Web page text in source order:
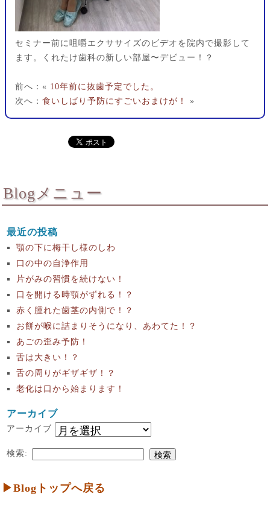
セミナー前に咀嚼エクササイズのビデオを院内で撮影して
ます。くれたけ歯科の新しい部屋〜デビュー！？
前へ：« 10年前に抜歯予定でした。
次へ： 食いしばり予防にすごいおまけが！ »
Blogメニュー
最近の投稿
顎の下に梅干し様のしわ
口の中の自浄作用
片がみの習慣を続けない！
口を開ける時顎がずれる！？
赤く腫れた歯茎の内側で！？
お餅が喉に詰まりそうになり、あわてた！？
あごの歪み予防！
舌は大きい！？
舌の周りがギザギザ！？
老化は口から始まります！
アーカイブ
アーカイブ
検索:
▶Blogトップへ戻る